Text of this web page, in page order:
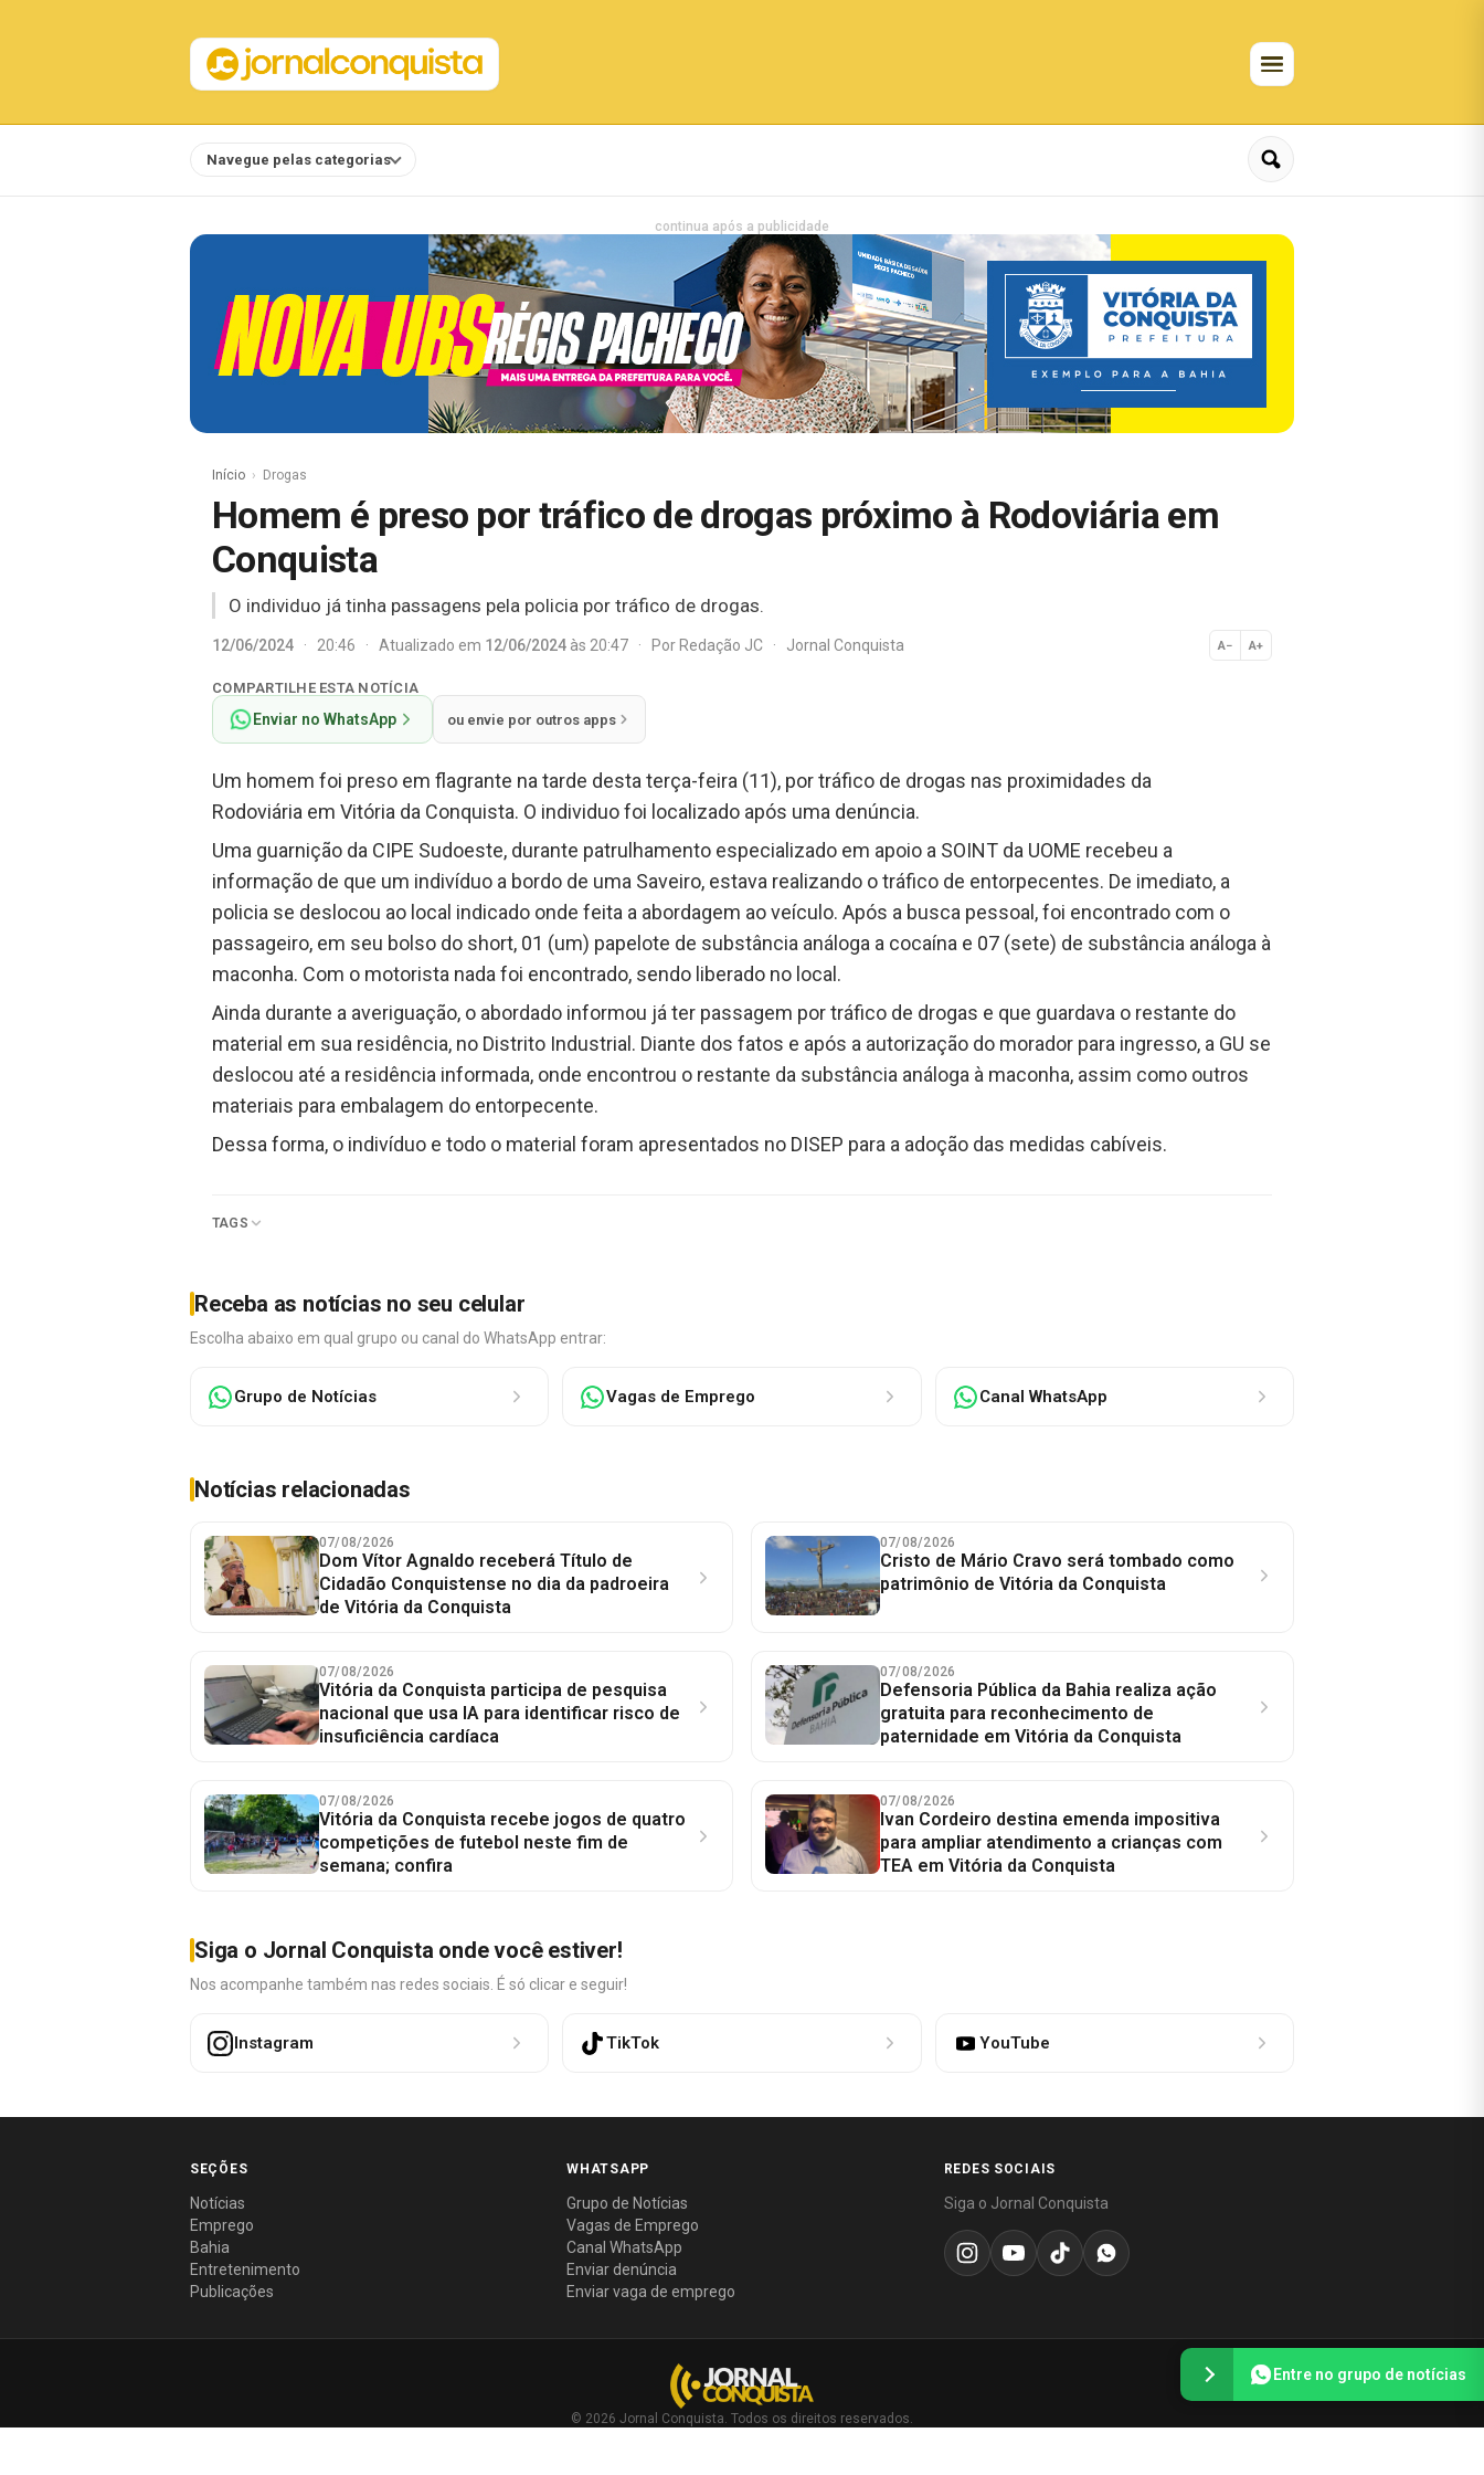
Navegue pelas categorias
continua após a publicidade
Início Drogas
Homem é preso por tráfico de drogas próximo à Rodoviária em
Conquista
O individuo já tinha passagens pela policia por tráfico de drogas.
12/06/2024 · 20:46 · Atualizado em 12/06/2024 às 20:47 · PorRedação JC · Jornal Conquista A− A+
Normal
COMPARTILHE ESTA NOTÍCIA
Enviar no WhatsApp ou envie por outros apps
Um homem foi preso em flagrante na tarde desta terça-feira (11), por tráfico de drogas nas proximidades da
Rodoviária em Vitória da Conquista. O individuo foi localizado após uma denúncia.
Uma guarnição da CIPE Sudoeste, durante patrulhamento especializado em apoio a SOINT da UOME recebeu a
informação de que um indivíduo a bordo de uma Saveiro, estava realizando o tráfico de entorpecentes. De imediato, a
policia se deslocou ao local indicado onde feita a abordagem ao veículo. Após a busca pessoal, foi encontrado com o
passageiro, em seu bolso do short, 01 (um) papelote de substância análoga a cocaína e 07 (sete) de substância análoga à
maconha. Com o motorista nada foi encontrado, sendo liberado no local.
Ainda durante a averiguação, o abordado informou já ter passagem por tráfico de drogas e que guardava o restante do
material em sua residência, no Distrito Industrial. Diante dos fatos e após a autorização do morador para ingresso, a GU se
deslocou até a residência informada, onde encontrou o restante da substância análoga à maconha, assim como outros
materiais para embalagem do entorpecente.
Dessa forma, o indivíduo e todo o material foram apresentados no DISEP para a adoção das medidas cabíveis.
TAGS
Receba as notícias no seu celular
Escolha abaixo em qual grupo ou canal do WhatsApp entrar:
Grupo de Notícias Vagas de Emprego Canal WhatsApp
Notícias relacionadas
07/08/2026
Dom Vítor Agnaldo receberá Título de
Cidadão Conquistense no dia da padroeira
de Vitória da Conquista
07/08/2026
Cristo de Mário Cravo será tombado como
patrimônio de Vitória da Conquista
07/08/2026
Vitória da Conquista participa de pesquisa
nacional que usa IA para identificar risco de
insuficiência cardíaca
07/08/2026
Defensoria Pública da Bahia realiza ação
gratuita para reconhecimento de
paternidade em Vitória da Conquista
07/08/2026
Vitória da Conquista recebe jogos de quatro
competições de futebol neste fim de
semana; confira
07/08/2026
Ivan Cordeiro destina emenda impositiva
para ampliar atendimento a crianças com
TEA em Vitória da Conquista
Siga o Jornal Conquista onde você estiver!
Nos acompanhe também nas redes sociais. É só clicar e seguir!
Instagram TikTok YouTube
SEÇÕES
Notícias
Emprego
Bahia
Entretenimento
Publicações
WHATSAPP
Grupo de Notícias
Vagas de Emprego
Canal WhatsApp
Enviar denúncia
Enviar vaga de emprego
REDES SOCIAIS
Siga o Jornal Conquista
© 2026 Jornal Conquista. Todos os direitos reservados.
Entre no grupo de notícias